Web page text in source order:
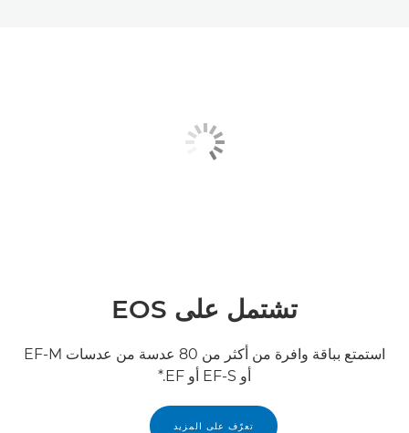
تشتمل على EOS
استمتع بباقة وافرة من أكثر من 80 عدسة من عدسات EF-M
أو EF-S أو EF.*
تعرّف على المزيد